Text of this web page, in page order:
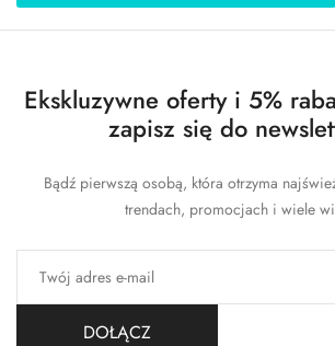
Ekskluzywne oferty i 5%
zapisz się do
Bądź pierwszą osobą, która otrzyma
trendach, promocjach i wiele
DOŁĄCZ